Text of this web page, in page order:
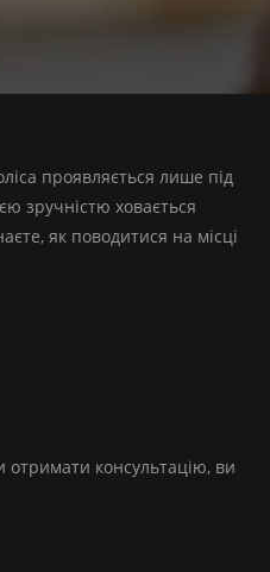
проявляється лише під
зручністю ховається
як поводитися на місці
отримати консультацію, ви